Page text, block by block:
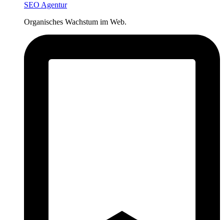
SEO Agentur
Organisches Wachstum im Web.